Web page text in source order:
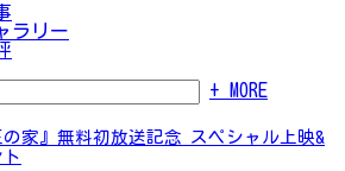
ラリー
+ MORE
の家』無料初放送記念 スペシャル上映&